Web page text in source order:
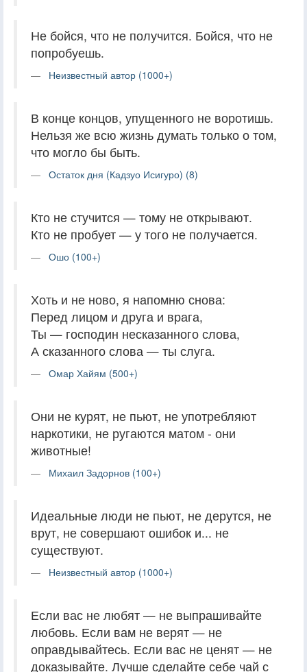
Не бойся, что не получится. Бойся, что не
попробуешь.
Неизвестный автор (1000+)
В конце концов, упущенного не воротишь.
Нельзя же всю жизнь думать только о том,
что могло бы быть.
Остаток дня (Кадзуо Исигуро) (8)
Кто не стучится — тому не открывают.
Кто не пробует — у того не получается.
Ошо (100+)
Хоть и не ново, я напомню снова:
Перед лицом и друга и врага,
Ты — господин несказанного слова,
А сказанного слова — ты слуга.
Омар Хайям (500+)
Они не курят, не пьют, не употребляют
наркотики, не ругаются матом - они
животные!
Михаил Задорнов (100+)
Идеальные люди не пьют, не дерутся, не
врут, не совершают ошибок и... не
существуют.
Неизвестный автор (1000+)
Если вас не любят — не выпрашивайте
любовь. Если вам не верят — не
оправдывайтесь. Если вас не ценят — не
доказывайте. Лучше сделайте себе чай с